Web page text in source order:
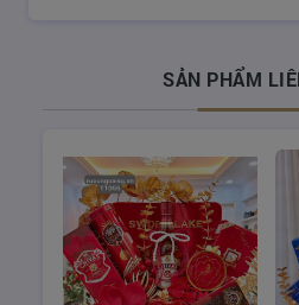
và sự biết ơn trong năm mới.
SẢN PHẨM